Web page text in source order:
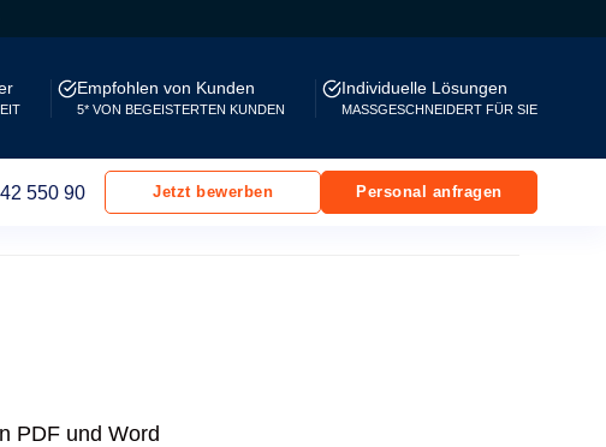
Empfohlen von Kunden
5* VON BEGEISTERTEN KUNDEN
Individuelle Lösungen
MASSGESCHNEIDERT FÜR SIE
550 90 Jetzt bewerben Personal anfragen
PDF und Word